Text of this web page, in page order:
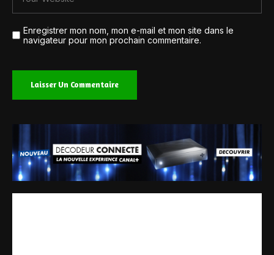
Enregistrer mon nom, mon e-mail et mon site dans le
navigateur pour mon prochain commentaire.